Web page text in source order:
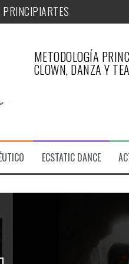
DE PRINCIPIARTE-
METODOLOGÍA
CLOWN, DANZA Y
ECSTATIC DANCE